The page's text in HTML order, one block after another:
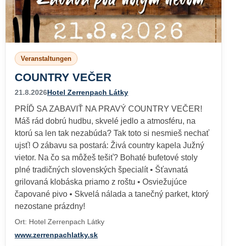
Veranstaltungen
COUNTRY VEČER
21.8.2026Hotel Zerrenpach Látky
PRÍĎ SA ZABAVIŤ NA PRAVÝ COUNTRY VEČER!
Máš rád dobrú hudbu, skvelé jedlo a atmosféru, na
ktorú sa len tak nezabúda? Tak toto si nesmieš nechať
ujsť! O zábavu sa postará: Živá country kapela Južný
vietor. Na čo sa môžeš tešiť? Bohaté bufetové stoly
plné tradičných slovenských špecialít • Šťavnatá
grilovaná klobáska priamo z roštu • Osviežujúce
čapované pivo • Skvelá nálada a tanečný parket, ktorý
nezostane prázdny!
Ort: Hotel Zerrenpach Látky
www.zerrenpachlatky.sk